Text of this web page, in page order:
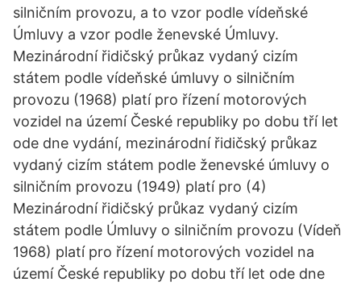
silničním provozu, a to vzor podle vídeňské
Úmluvy a vzor podle ženevské Úmluvy.
Mezinárodní řidičský průkaz vydaný cizím
státem podle vídeňské úmluvy o silničním
provozu (1968) platí pro řízení motorových
vozidel na území České republiky po dobu tří let
ode dne vydání, mezinárodní řidičský průkaz
vydaný cizím státem podle ženevské úmluvy o
silničním provozu (1949) platí pro (4)
Mezinárodní řidičský průkaz vydaný cizím
státem podle Úmluvy o silničním provozu (Vídeň
1968) platí pro řízení motorových vozidel na
území České republiky po dobu tří let ode dne